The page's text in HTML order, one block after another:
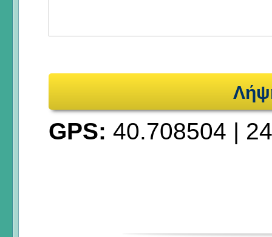
GPS: 40.708504 |